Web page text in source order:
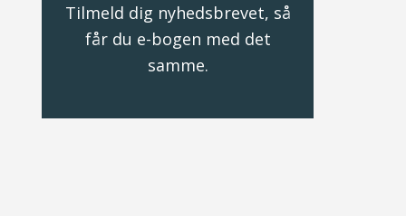
Tilmeld dig nyhedsbrevet, så
får du e-bogen med det
samme.